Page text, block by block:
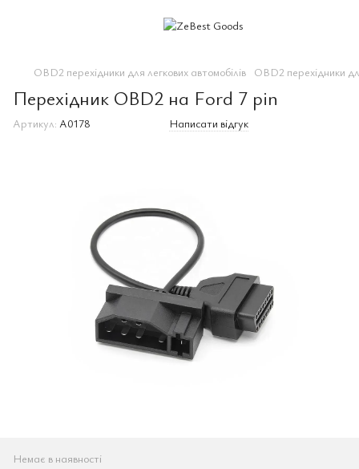
OBD2 перехідники для легкових автомобілів OBD2 перехідники
Перехідник OBD2 на Ford 7 pin
Артикул: A0178 Написати відгук
Немає в наявності